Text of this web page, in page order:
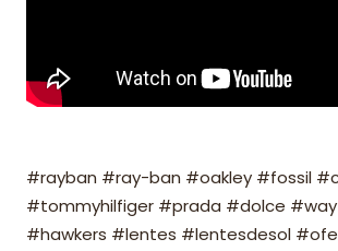
#rayban #ray-ban #oakley #fossil
#tommyhilfiger #prada #dolce
#hawkers #lentes #lentesdesol